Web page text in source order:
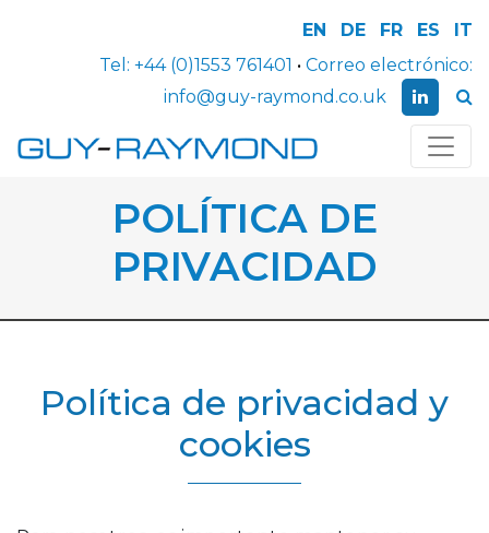
EN DE FR ES
IT
Tel: +44 (0)1553 761401 • Correo electrónico:
info@guy-raymond.co.uk
POLÍTICA DE
PRIVACIDAD
Política de privacidad y
cookies